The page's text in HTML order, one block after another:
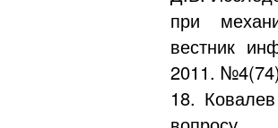
при
вестник
2011.
18.